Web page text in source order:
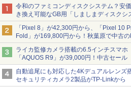
令和のファミコンディスクシステム？安
き換え可能なGB用「しましまディスクシ
ム」
「Pixel 8」が42,300円から、「Pixel 10
Fold」が169,800円から！秋葉原で中古
シリーズがお買い得
ライカ監修カメラ搭載の6.5インチスマホ
「AQUOS R9」が39,000円！中古セール
自動追尾にも対応した4Kデュアルレンズ
セキュリティカメラ2製品がTP-Linkから